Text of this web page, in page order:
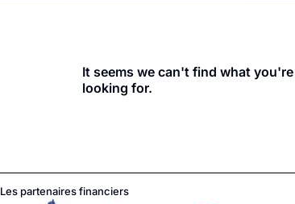
It seems we can't find what you're
looking for.
Les partenaires financiers